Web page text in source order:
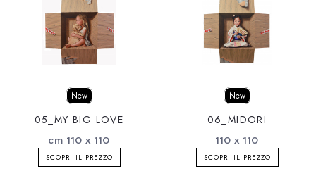
New
05_MY BIG LOVE
cm 110 x 110
SCOPRI IL PREZZO
New
06_MIDORI
110 x 110
SCOPRI IL PREZZO